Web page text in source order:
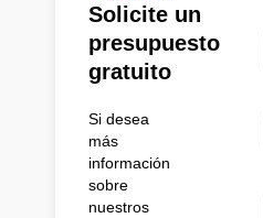
Solicite un
presupuesto
gratuito
Si desea
más
información
sobre
nuestros